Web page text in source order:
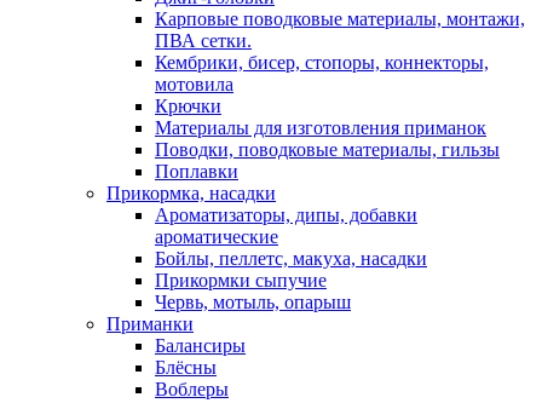
Карповые поводковые материалы, монтажи,
ПВА сетки.
Кембрики, бисер, стопоры, коннекторы,
мотовила
Крючки
Материалы для изготовления приманок
Поводки, поводковые материалы, гильзы
Поплавки
Прикормка, насадки
Ароматизаторы, дипы, добавки
ароматические
Бойлы, пеллетс, макуха, насадки
Прикормки сыпучие
Червь, мотыль, опарыш
Приманки
Балансиры
Блёсны
Воблеры